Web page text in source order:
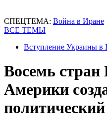
СПЕЦТЕМА: Война в Иране
ВСЕ ТЕМЫ
Вступление Украины в
Восемь
Америки